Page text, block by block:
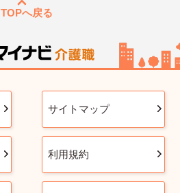
TOPへ戻る
サイトマップ
利用規約